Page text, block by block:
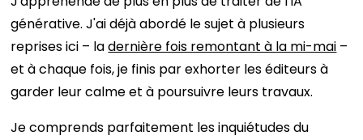
générative. J'ai déjà abordé le sujet à plusieurs
reprises ici – ladernière fois remontant à la mi-mai –
et à chaque fois, je finis par exhorter les éditeurs à
garder leur calme et à poursuivre leurs travaux.
Je comprends parfaitement les inquiétudes du